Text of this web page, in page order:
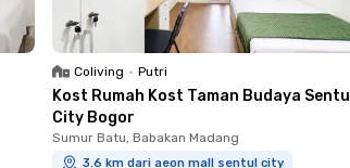
Coliving • Putri
Kost Rumah Kost Taman Budaya Sentul
City Bogor
Sumur Batu, Babakan Madang
3.6 km dari aeon mall sentul city